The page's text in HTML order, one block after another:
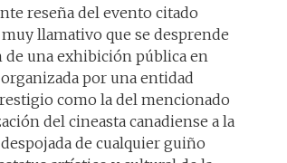
reseña del evento citado
llamativo que se desprende
de una exhibición pública en
por una entidad
como la del mencionado
del cineasta canadiense a la
despojada de cualquier guiño